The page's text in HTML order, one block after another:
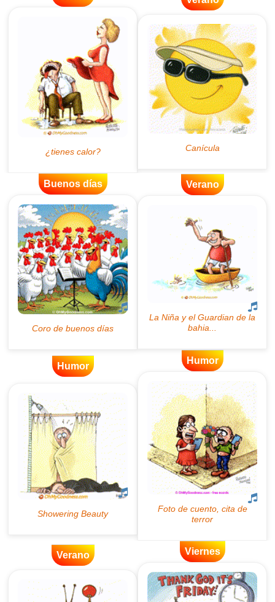
Buenos días Verano
Humor
Humor
Verano Viernes